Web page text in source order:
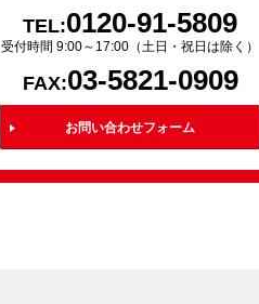
TEL:0120-91-5809
受付時間 9:00～17:00（土日・祝日は除く）
FAX:03-5821-0909
お問い合わせフォーム